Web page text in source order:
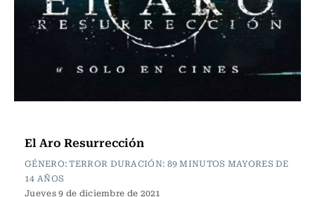
El Aro Resurrección
GÉNERO: TERROR DURACIÓN: 89 MINUTOS MAYORES DE
14 AÑOS
Jueves 9 de diciembre de 2021